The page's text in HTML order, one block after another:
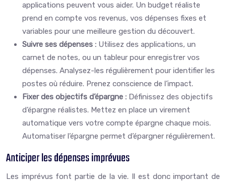
applications peuvent vous aider. Un budget réaliste
prend en compte vos revenus, vos dépenses fixes et
variables pour une meilleure gestion du découvert.
Suivre ses dépenses : Utilisez des applications, un
carnet de notes, ou un tableur pour enregistrer vos
dépenses. Analysez-les régulièrement pour identifier les
postes où réduire. Prenez conscience de l’impact.
Fixer des objectifs d’épargne : Définissez des objectifs
d’épargne réalistes. Mettez en place un virement
automatique vers votre compte épargne chaque mois.
Automatiser l’épargne permet d’épargner régulièrement.
Anticiper les dépenses imprévues
Les imprévus font partie de la vie. Il est donc important de